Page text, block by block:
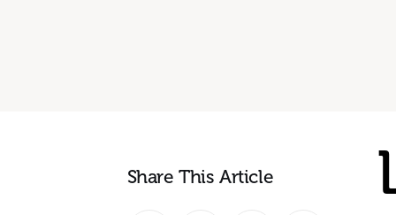
Share This Article